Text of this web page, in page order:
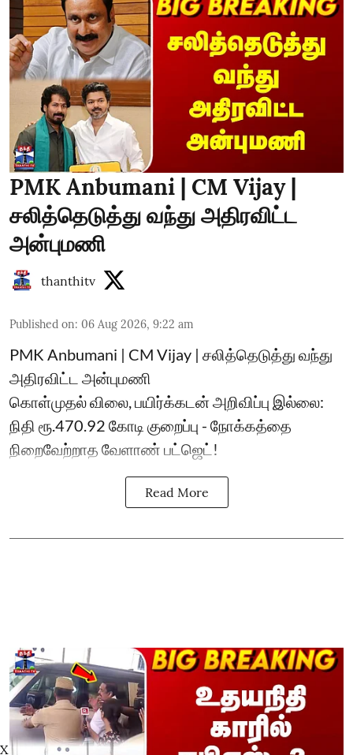
PMK Anbumani | CM Vijay |
சலித்தெடுத்து வந்து அதிரவிட்ட
அன்புமணி
thanthitv
Published on: 06 Aug 2026, 9:22 am
PMK Anbumani | CM Vijay | சலித்தெடுத்து வந்து
அதிரவிட்ட அன்புமணி
கொள்முதல் விலை, பயிர்க்கடன் அறிவிப்பு இல்லை:
நிதி ரூ.470.92 கோடி குறைப்பு - நோக்கத்தை
நிறைவேற்றாத வேளாண் பட்ஜெட்!
Read More
X